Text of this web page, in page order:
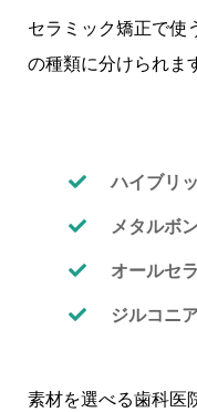
セラミック矯正で使
の種類に分けられま
ハイブリ
メタルボ
オールセ
ジルコニ
素材を選べる歯科医